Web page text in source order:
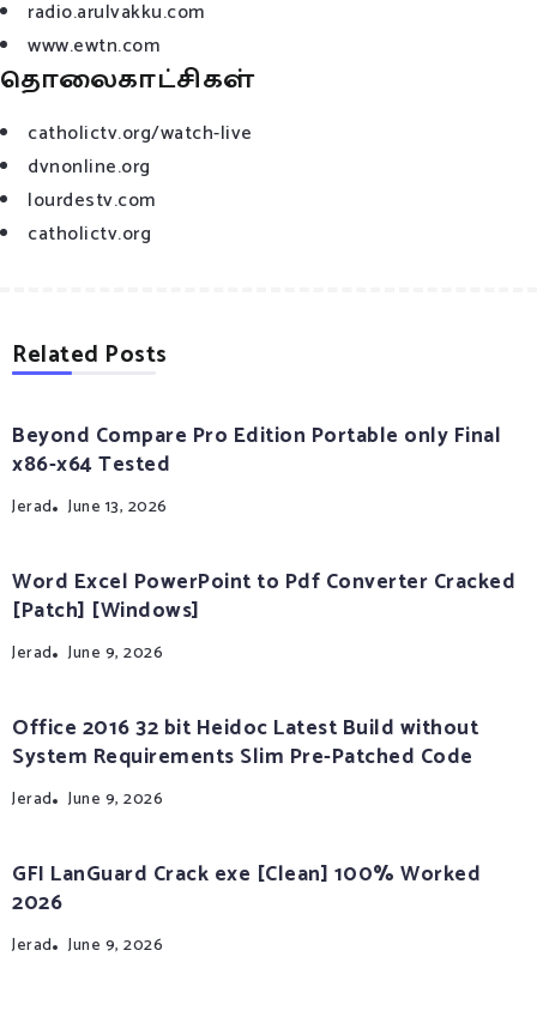
radio.arulvakku.com
www.ewtn.com
தொலைகாட்சிகள்
catholictv.org/watch-live
dvnonline.org
lourdestv.com
catholictv.org
Related Posts
Beyond Compare Pro Edition Portable only Final
x86-x64 Tested
Jerad June 13, 2026
Word Excel PowerPoint to Pdf Converter Cracked
[Patch] [Windows]
Jerad June 9, 2026
Office 2016 32 bit Heidoc Latest Build without
System Requirements Slim Pre-Patched Code
Jerad June 9, 2026
GFI LanGuard Crack exe [Clean] 100% Worked
2026
Jerad June 9, 2026